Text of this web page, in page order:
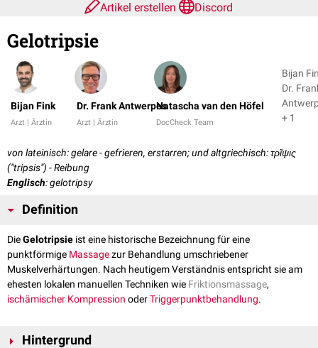
Artikel erstellen
Discord
Gelotripsie
Bijan Fink
Arzt | Ärztin
Dr. Frank Antwerpes
Arzt | Ärztin
Natascha van den Höfel
DocCheck Team
Bijan
Dr.
+ 1
von lateinisch: gelare - gefrieren, erstarren; und altgriechisch: τρῖψις
("tripsis") - Reibung
Englisch: gelotripsy
Definition
DieGelotripsie ist eine historische Bezeichnung für eine
punktförmige Massagezur Behandlung umschriebener
Muskelverhärtungen. Nach heutigem Verständnis entspricht sie am
ehesten lokalen manuellen Techniken wie Friktionsmassage,
ischämischer Kompression oderTriggerpunktbehandlung.
Hintergrund